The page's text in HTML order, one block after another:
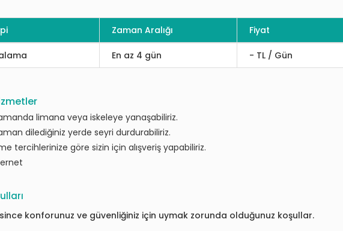
Zaman Aralığı Fiyat
En az 4 gün - TL / Gün
limana veya iskeleye yanaşabiliriz.
dilediğiniz yerde seyri durdurabiliriz.
tercihlerinize göre sizin için alışveriş yapabiliriz.
konforunuz ve güvenliğiniz için uymak zorunda olduğunuz koşullar.